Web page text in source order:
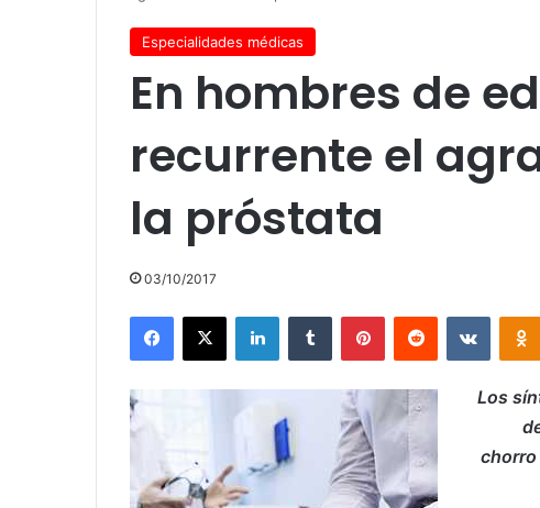
Especialidades médicas
En hombres de
recurrente el
la próstata
03/10/2017
Facebook
X LinkedInTumblr PinterestReddit
Los
chorro